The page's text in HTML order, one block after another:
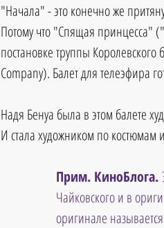
"Начала" - это конечно же
Потому что "Спящая принцесса"
постановке труппы
Company). Балет для телеэфира
Надя Бенуа была в этом балете
И стала художником по костюмам
Прим. КиноБлога.
Чайковского и в
оригинале